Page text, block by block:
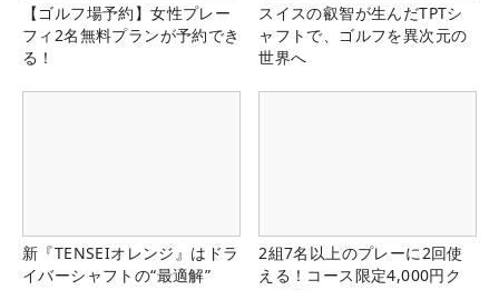
【ゴルフ場予約】女性プレー
フィ2名無料プランが予約でき
る！
スイスの叡智が生んだTPTシ
ャフトで、ゴルフを異次元の
世界へ
新『TENSEIオレンジ』はドラ
イバーシャフトの“最適解”
2組7名以上のプレーに2回使
える！コース限定4,000円ク